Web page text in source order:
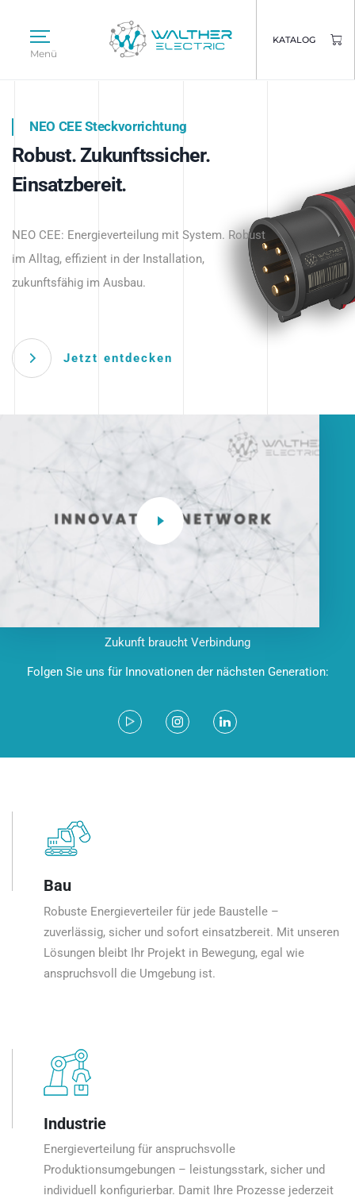
Menü
KATALOG
Intelligente Stromverteilung
beginnt hier.
NEO CEE Steckvorrichtung
Robust. Zukunftssicher.
Einsatzbereit.
NEO CEE: Energieverteilung mit System. Robust
im Alltag, effizient in der Installation,
zukunftsfähig im Ausbau.
Jetzt entdecken
Intelligenz trifft Energie.
Anwendungen – robust, IP-geschützt und
zukunftsfähig.
Zukunft braucht Verbindung
Folgen Sie uns für Innovationen der nächsten Generation:
Bau
Robuste Energieverteiler für jede Baustelle –
zuverlässig, sicher und sofort einsatzbereit. Mit unseren
Lösungen bleibt Ihr Projekt in Bewegung, egal wie
anspruchsvoll die Umgebung ist.
Industrie
Energieverteilung für anspruchsvolle
Produktionsumgebungen – leistungsstark, sicher und
individuell konfigurierbar. Damit Ihre Prozesse jederzeit